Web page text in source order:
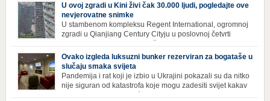
U ovoj zgradi u Kini živi čak 30.000 ljudi, pogledajte ove
nevjerovatne snimke
U stambenom kompleksu Regent International, ogromnoj
zgradi u Qianjiang Century Cityju u poslovnoj četvrti
Hangzhoua u Kini, trenutno živi gotovo 30 hiljada ljudi,
koji nikad ne moraju izaći iz njega. Naime, s obzirom na to da unutar
zgrade mogu pronaći sve potrepštine koje im zatrebaju, stanari ovog
kompleksa zapravo nemaju potrebe izlaziti izvan njega ako […]
Ovako izgleda luksuzni bunker rezerviran za bogataše u
slučaju smaka svijeta
Pandemija i rat koji je izbio u Ukrajini pokazali su da nitko
nije siguran od katastrofa koje mogu zadesiti svijet kakav
poznajemo. I dok se većina ljudi nada da situacija u